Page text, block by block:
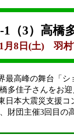
1（3）高橋
月8日(土) 羽
高峰の舞台「シ
多佳子さんをお
日本大震災支援コ
財団主催3回目